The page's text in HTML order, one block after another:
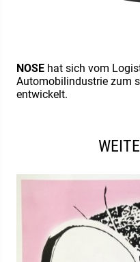
NOSE hat sich vom
Automobilindustrie zum
entwickelt.